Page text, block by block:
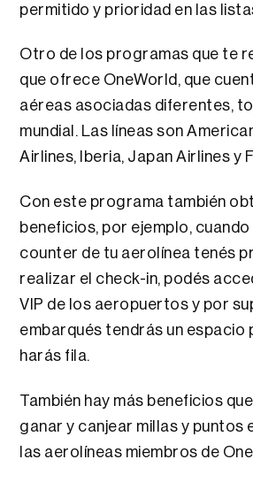
permitido y prioridad en las
Otro de los programas que te
que ofrece OneWorld, que
aéreas asociadas diferentes,
mundial. Las líneas son
Airlines, Iberia, Japan Airlines y
Con este programa también
beneficios, por ejemplo, cuando
counter de tu aerolínea tenés
realizar el check-in, podés
VIP de los aeropuertos y por
embarqués tendrás un espacio
harás fila.
También hay más beneficios
ganar y canjear millas y puntos
las aerolíneas miembros de